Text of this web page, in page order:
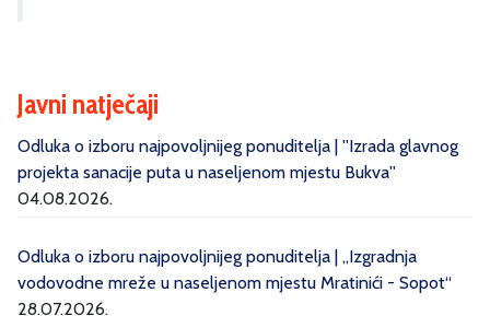
Javni natječaji
Odluka o izboru najpovoljnijeg ponuditelja | ''Izrada glavnog
projekta sanacije puta u naseljenom mjestu Bukva''
04.08.2026.
Odluka o izboru najpovoljnijeg ponuditelja | „Izgradnja
vodovodne mreže u naseljenom mjestu Mratinići - Sopot“
28.07.2026.